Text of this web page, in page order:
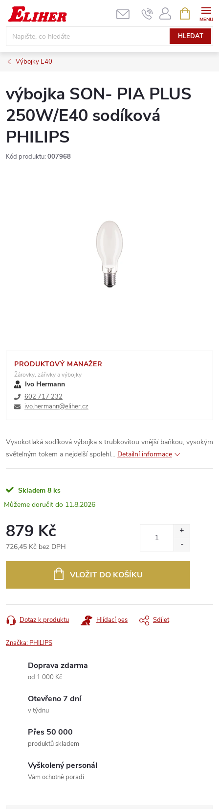
Přejít
obsah
HLEDAT
NÁKUPNÍ
KOŠÍK
Výbojky E40
výbojka SON- PIA PLUS
250W/E40 sodíková
PHILIPS
Kód produktu: 007968
PRODUKTOVÝ MANAŽER
Žárovky, zářivky a výbojky
Ivo Hermann
602 717 232
ivo.hermann@eliher.cz
Vysokotlaká sodíková výbojka s trubkovitou vnější baňkou, vysokým
světelným tokem a nejdelší spolehl... Detailní informace
Skladem 8 ks
11.8.2026
879 Kč
726,45 Kč bez DPH
VLOŽIT DO KOŠÍKU
Dotaz k produktu Hlídací pes Sdílet
Značka: PHILIPS
Doprava zdarma
od 1 000 Kč
Otevřeno 7 dní
v týdnu
Přes 50 000
produktů skladem
Vyškolený personál
Vám ochotně poradí